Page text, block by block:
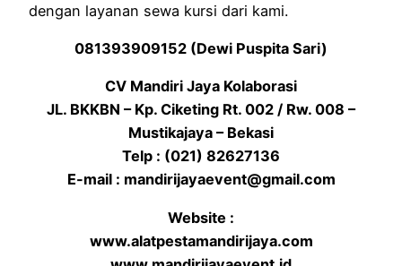
dengan layanan sewa kursi dari kami.
081393909152 (Dewi Puspita Sari)
CV Mandiri Jaya Kolaborasi
JL. BKKBN – Kp. Ciketing Rt. 002 / Rw. 008 –
Mustikajaya – Bekasi
Telp : (021) 82627136
E-mail : mandirijayaevent@gmail.com
Website :
www.alatpestamandirijaya.com